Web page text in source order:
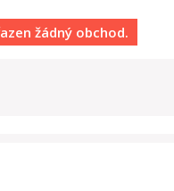
žádný obchod.